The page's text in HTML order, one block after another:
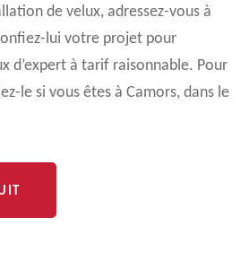
de velux, adressez-vous à
lui votre projet pour
d’expert à tarif raisonnable. Pour
le si vous êtes à Camors, dans le